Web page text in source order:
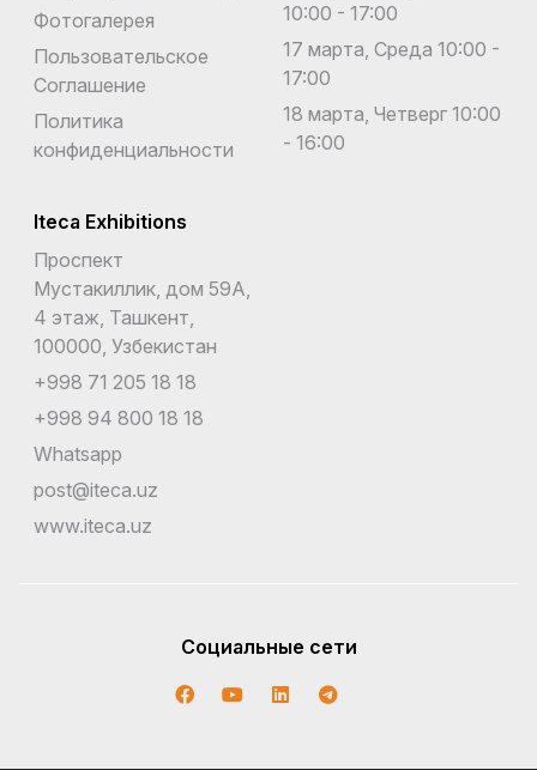
Фотогалерея
Пользовательское
Соглашение
Политика
конфиденциальности
10:00 - 17:00
17 марта, Среда 10:00 -
17:00
18 марта, Четверг 10:00
- 16:00
Iteca Exhibitions
Проспект
Мустакиллик, дом 59А,
4 этаж, Ташкент,
100000, Узбекистан
+998 71 205 18 18
+998 94 800 18 18
Whatsapp
post@iteca.uz
www.iteca.uz
Социальные сети